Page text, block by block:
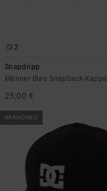
2
Snapdripp
Männer Blau Snapback-Kappe
25,00 €
BRANDNEU